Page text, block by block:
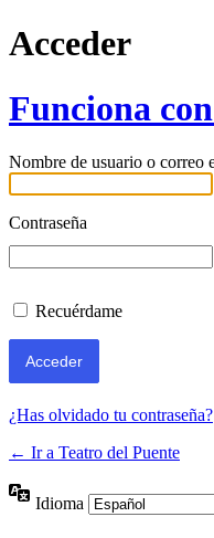
Acceder
Funciona
Nombre de usuario o correo
Contraseña
Recuérdame
¿Has olvidado tu contraseña?
← Ir a Teatro del Puente
Idioma